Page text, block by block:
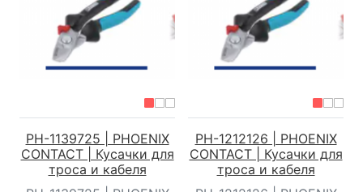
PH-1139725 | PHOENIX
CONTACT | Кусачки для
троса и кабеля
PH-1212126 | PHOENIX
CONTACT | Кусачки для
троса и кабеля